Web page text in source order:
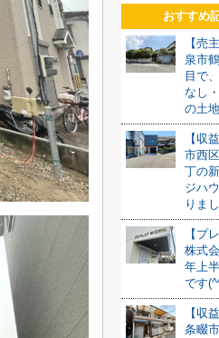
おすすめ
【売
泉市
目で
なし
の土
【収
市西
丁の
ジハ
りま
【プ
株式
年上
です
【収
条畷